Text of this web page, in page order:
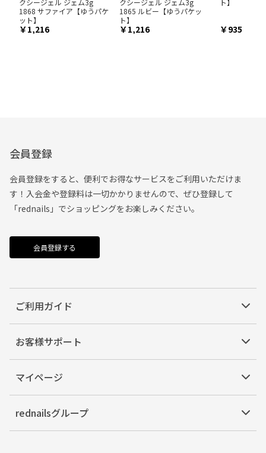
クシージェル ジェム3g
1868 サファイア【ゆうパケ
ット】
1,216
クシージェル ジェム3g
1865 ルビー【ゆうパケッ
ト】
1,216
ト】
935
会員登録
会員登録をすると、便利でお得なサービスをご利用いただけま
す！入会金や登録料は一切かかりませんので、ぜひ登録して
「rednails」でショッピングをお楽しみください。
会員登録する
ご利用ガイド
お客様サポート
マイページ
rednailsグループ